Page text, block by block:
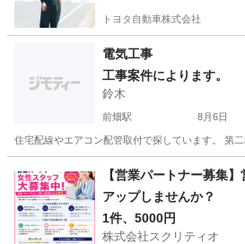
トヨタ自動車株式会社
電気工事
工事案件によります。
鈴木
前畑駅 8月6日
住宅配線やエアコン配管取付で探しています。 第
前畑駅 その他
【営業パートナー募集
アップしませんか？
1件、5000円
株式会社スクリティオ